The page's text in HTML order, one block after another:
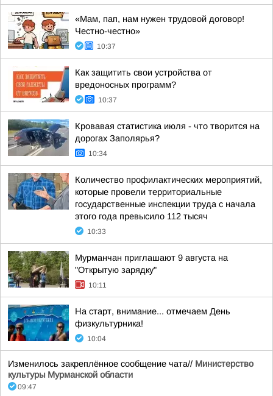
«Мам, пап, нам нужен трудовой договор!
Честно-честно»
10:37
Как защитить свои устройства от
вредоносных программ?
10:37
Кровавая статистика июля - что творится на
дорогах Заполярья?
10:34
Количество профилактических мероприятий,
которые провели территориальные
государственные инспекции труда с начала
этого года превысило 112 тысяч
10:33
Мурманчан приглашают 9 августа на
"Открытую зарядку"
10:11
На старт, внимание... отмечаем День
физкультурника!
10:04
Изменилось закреплённое сообщение чата// Министерство
культуры Мурманской области
09:47